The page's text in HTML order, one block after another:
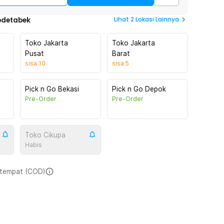
Lihat 2Lokasi Lainnya
Toko Jakarta
Pusat
sisa 10
Toko Jakarta
Barat
sisa 5
Pick n Go Bekasi
Pre-Order
Pick n Go Depok
Pre-Order
Toko Cikupa
Habis
(COD)